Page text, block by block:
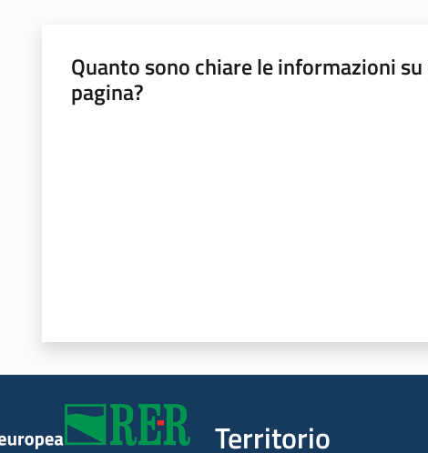
Quanto sono chiare le informazioni
pagina?
Territorio